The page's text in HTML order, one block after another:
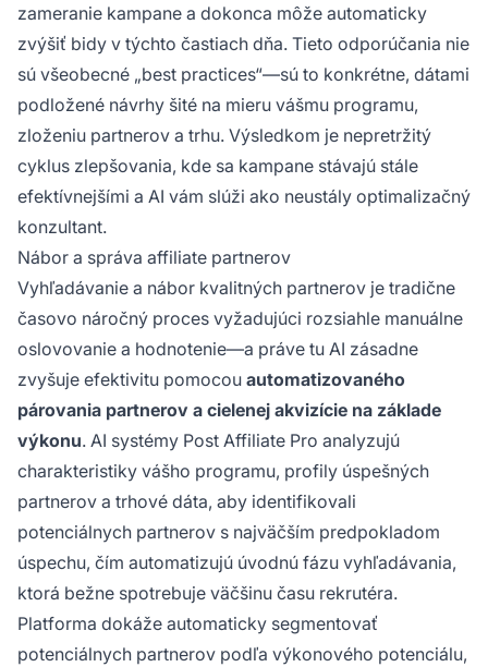
zameranie kampane a dokonca môže automaticky
zvýšiť bidy v týchto častiach dňa. Tieto odporúčania nie
sú všeobecné „best practices“—sú to konkrétne, dátami
podložené návrhy šité na mieru vášmu programu,
zloženiu partnerov a trhu. Výsledkom je nepretržitý
cyklus zlepšovania, kde sa kampane stávajú stále
efektívnejšími a AI vám slúži ako neustály optimalizačný
konzultant.
Nábor a správa affiliate partnerov
Vyhľadávanie a nábor kvalitných partnerov je tradične
časovo náročný proces vyžadujúci rozsiahle manuálne
oslovovanie a hodnotenie—a práve tu AI zásadne
zvyšuje efektivitu pomocou automatizovaného
párovania partnerov a cielenej akvizície na základe
výkonu. AI systémy Post Affiliate Pro analyzujú
charakteristiky vášho programu, profily úspešných
partnerov a trhové dáta, aby identifikovali
potenciálnych partnerov s najväčším predpokladom
úspechu, čím automatizujú úvodnú fázu vyhľadávania,
ktorá bežne spotrebuje väčšinu času rekrutéra.
Platforma dokáže automaticky segmentovať
potenciálnych partnerov podľa výkonového potenciálu,